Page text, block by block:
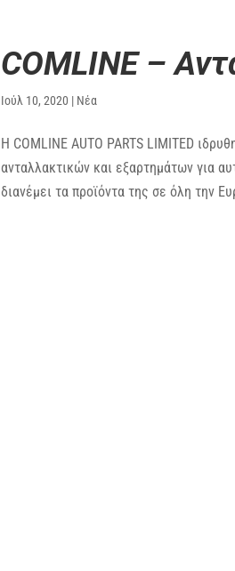
COMLINE –
Ιούλ 10, 2020 | Νέα
Η COMLINE AUTO PARTS LIMITED
ανταλλακτικών και εξαρτημάτων για
διανέμει τα προϊόντα της σε όλη την